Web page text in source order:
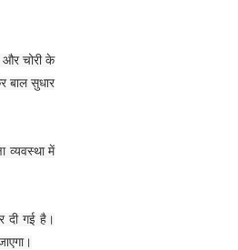
और चोरी के
बाल सुधार
व्यवस्था में
दी गई है।